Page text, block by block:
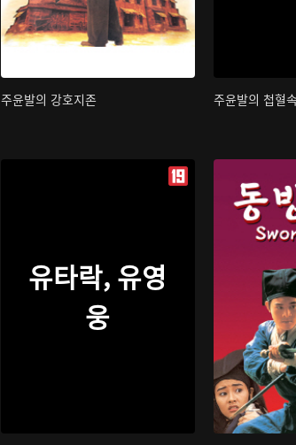
주윤발의 강호지존 주윤발의 첩혈
유타락, 유영
웅